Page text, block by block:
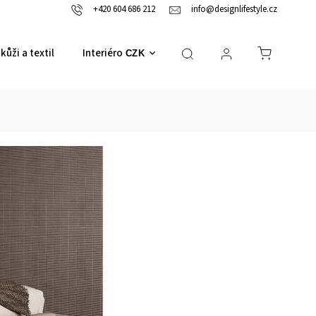
+420 604 686 212 info@designlifestyle.cz
CZK
kůži a textil Interiérové doplňky